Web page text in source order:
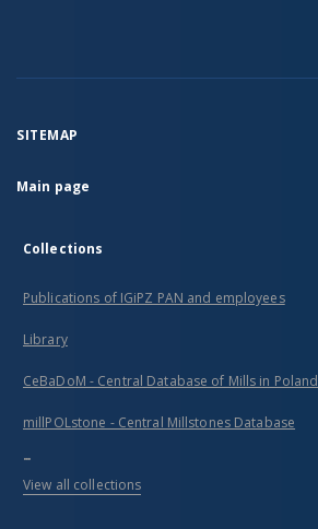
SITEMAP
Main page
Collections
Publications of IGiPZ PAN and employees
Library
CeBaDoM - Central Database of Mills in Poland
millPOLstone - Central Millstones Database
...
View all collections